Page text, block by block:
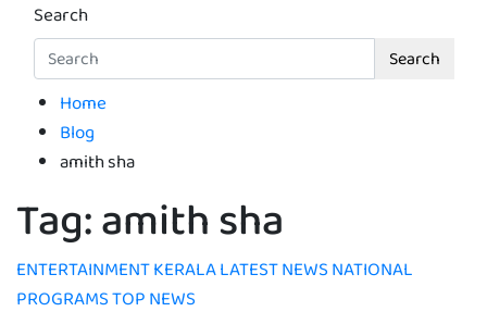
Search
Search
Home
Blog
amith sha
Tag:amith sha
ENTERTAINMENTKERALALATEST NEWS NATIONAL
PROGRAMSTOP NEWS